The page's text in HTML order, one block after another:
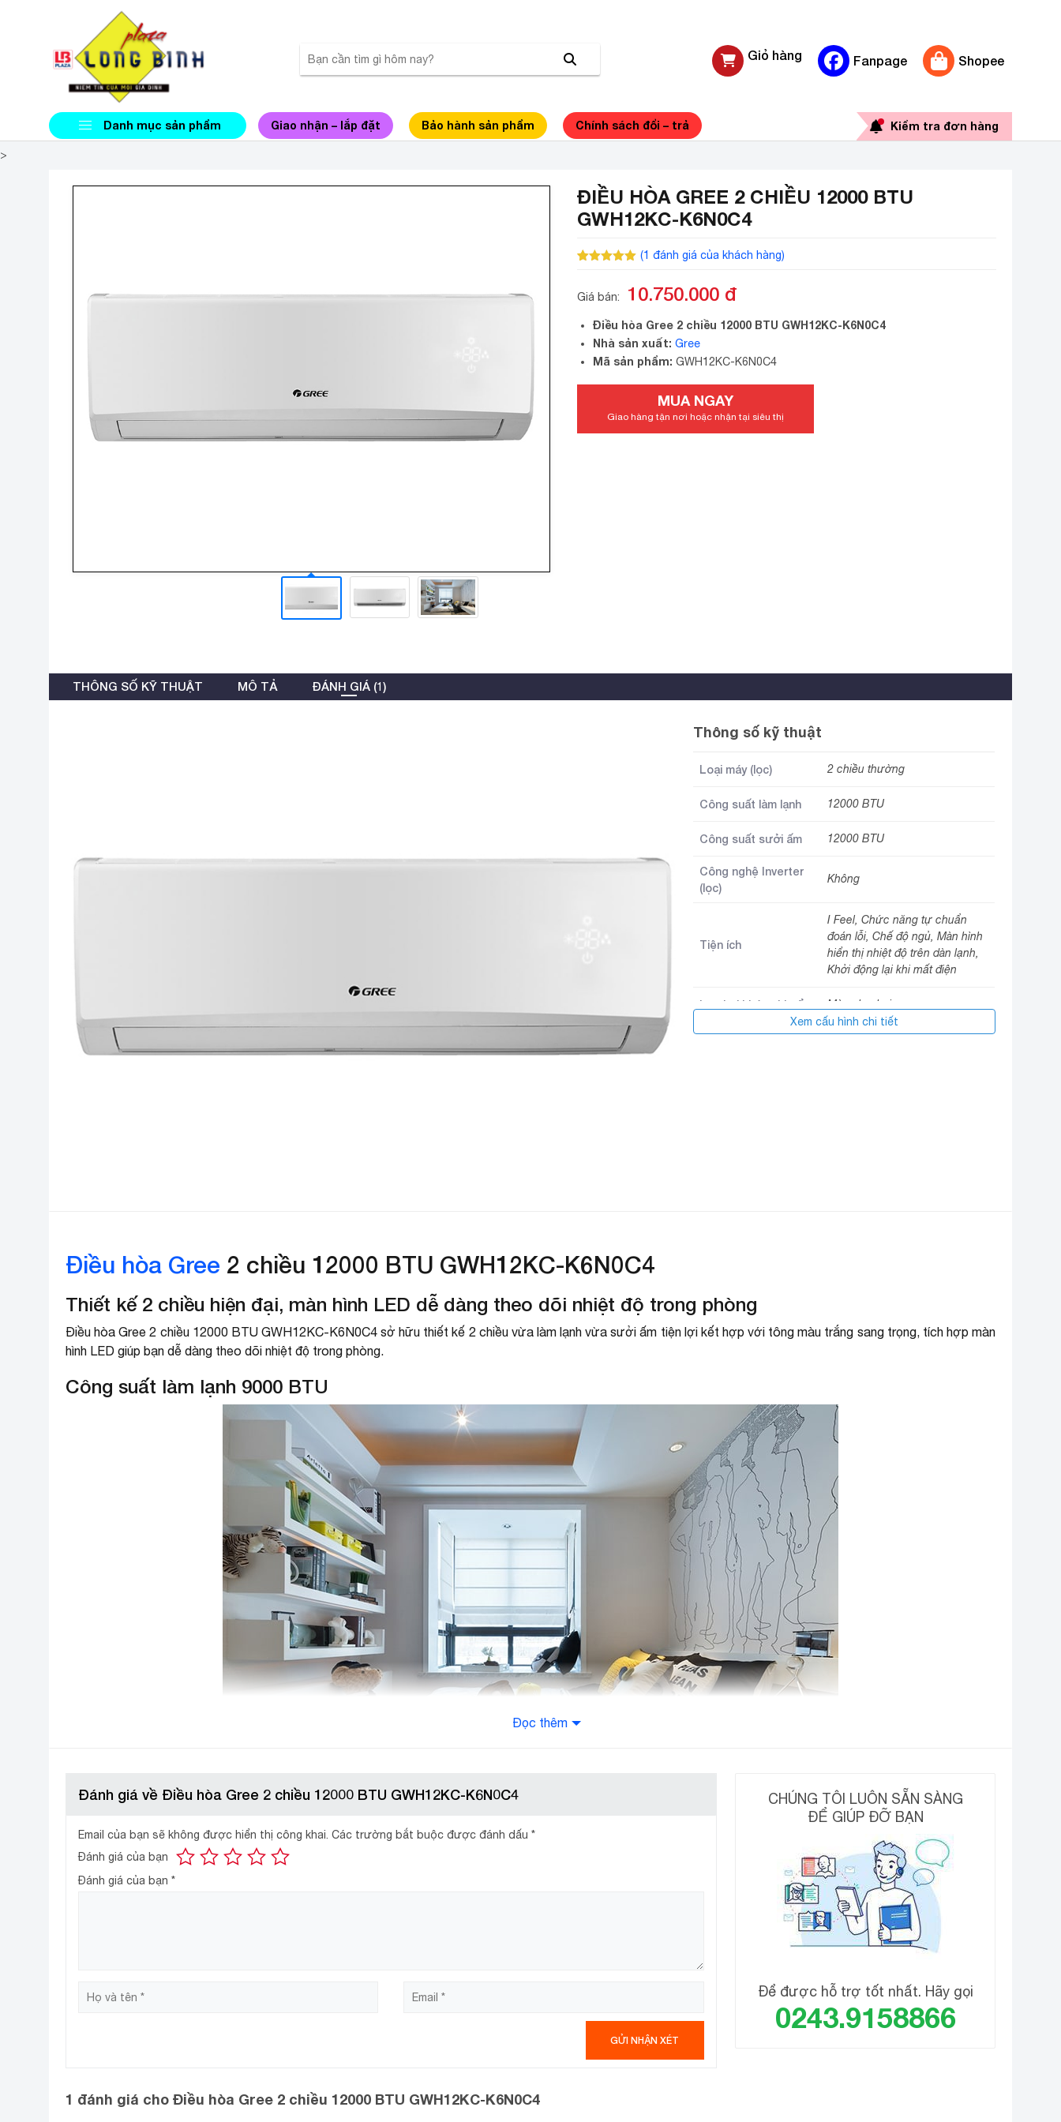
Giỏ hàng Fanpage Shopee
Danh mục sản phẩm Giao nhận – lắp đặt Bảo hành sản phẩm Chính sách đổi – trả Kiểm tra đơn hàng
>
ĐIỀU HÒA GREE 2 CHIỀU 12000 BTU
GWH12KC-K6N0C4
đánh giá
(1 đánh giá của khách hàng)
Giá bán: 10.750.000 đ
Điều hòa Gree 2 chiều 12000 BTU GWH12KC-K6N0C4
Nhà sản xuất: Gree
Mã sản phẩm: GWH12KC-K6N0C4
MUA NGAY
Giao hàng tận nơi hoặc nhận tại siêu thị
THÔNG SỐ KỸ THUẬT MÔ TẢ ĐÁNH GIÁ (1)
Thông số kỹ thuật
Loại máy (lọc) 2 chiều thường
Công suất làm lạnh 12000 BTU
Công suất sưởi ấm 12000 BTU
Công nghệ Inverter
(lọc)
Không
Tiện ích
I Feel, Chức năng tự chuẩn
đoán lỗi, Chế độ ngủ, Màn hình
hiển thị nhiệt độ trên dàn lạnh,
Khởi động lại khi mất điện
Lọc bụi kháng khuẩn Màng lọc bụi
Chế độ làm lạnh
Xem cấu hình chi tiết
Điều hòa Gree 2 chiều 12000 BTU GWH12KC-K6N0C4
Thiết kế 2 chiều hiện đại, màn hình LED dễ dàng theo dõi nhiệt độ trong phòng
Điều hòa Gree 2 chiều 12000 BTU GWH12KC-K6N0C4 sở hữu thiết kế 2 chiều vừa làm lạnh vừa sưởi ấm tiện lợi kết hợp với tông màu trắng sang trọng, tích hợp màn
hình LED giúp bạn dễ dàng theo dõi nhiệt độ trong phòng.
Công suất làm lạnh 9000 BTU
Với công suất 12000 BTU điều hòa Gree đáp ứng tốt nhu cầu làm mát cho căn phòng có diện tích từ 15 – 20 m2 như phòng làm việc cá nhân, phòng đọc sách, phòng
ngủ…
12000 BTU GWH12KC-K6N0C4 được trang bị cảm biến nhiệt độ bên trong remote, giúp cảm biến chính xác được nhiệt độ xung quanh. Công
Đọc thêm
Đánh giá về Điều hòa Gree 2 chiều 12000 BTU GWH12KC-K6N0C4
Email của bạn sẽ không được hiển thị công khai. Các trường bắt buộc được đánh dấu *
Đánh giá của bạn
Đánh giá của bạn *
1 đánh giá cho Điều hòa Gree 2 chiều 12000 BTU GWH12KC-K6N0C4
CHÚNG TÔI LUÔN SẴN SÀNG
ĐỂ GIÚP ĐỠ BẠN
Để được hỗ trợ tốt nhất. Hãy gọi
0243.9158866